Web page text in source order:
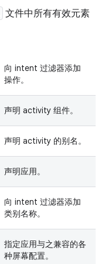
文件中所有有效元素
向 intent 过滤器添加
操作。
声明 activity 组件。
声明 activity 的别名。
声明应用。
向 intent 过滤器添加
类别名称。
指定应用与之兼容的各
种屏幕配置。